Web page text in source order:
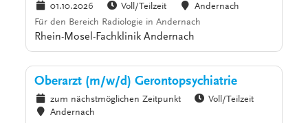
01.10.2026 Voll/Teilzeit
Andernach
Für den Bereich Radiologie in Andernach
Rhein-Mosel-Fachklinik Andernach
Oberarzt (m/w/d) Gerontopsychiatrie
zum nächstmöglichen Zeitpunkt
Voll/Teilzeit
Andernach